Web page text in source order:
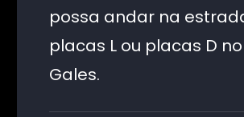
possa andar na
placas L ou placas D
Gales.